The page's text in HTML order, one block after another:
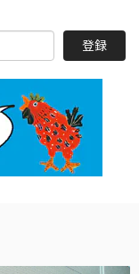
登録